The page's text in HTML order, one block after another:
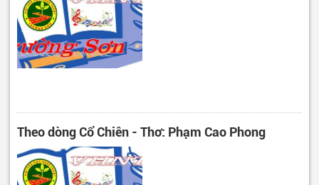
Theo dòng Cổ Chiên - Thơ: Phạm Cao Phong